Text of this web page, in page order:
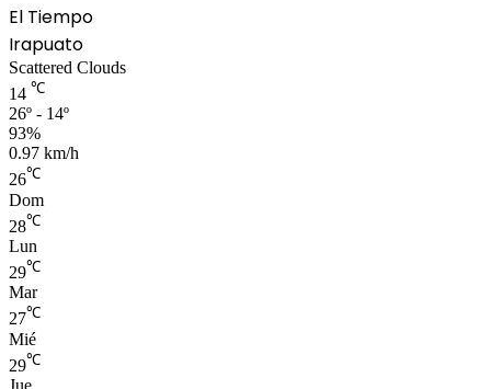
El Tiempo
Irapuato
Scattered Clouds
14 ℃
26º - 14º
93%
0.97 km/h
26℃
Dom
28℃
Lun
29℃
Mar
27℃
Mié
29℃
Jue